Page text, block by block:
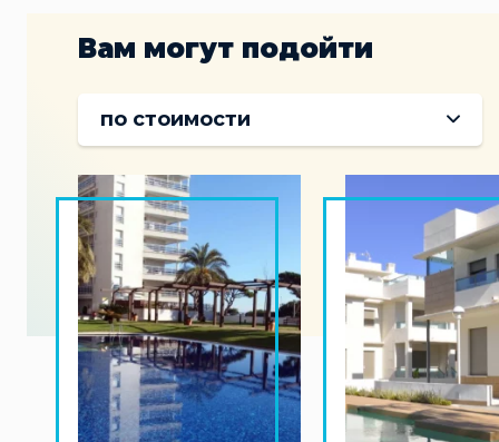
Вам могут подойти
по стоимости